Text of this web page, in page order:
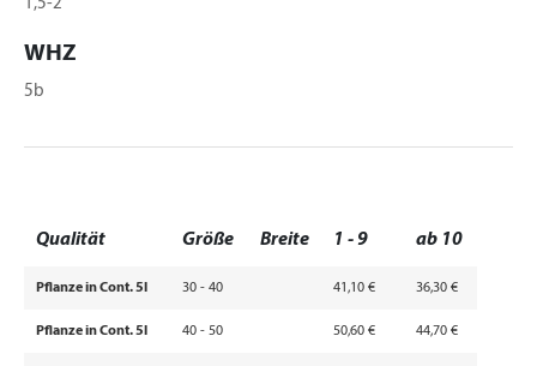
1,5-2
WHZ
5b
Qualität Größe Breite 1 - 9 ab 10
Pflanze in Cont. 5l 30 - 40 41,10 € 36,30 €
Pflanze in Cont. 5l 40 - 50 50,60 € 44,70 €